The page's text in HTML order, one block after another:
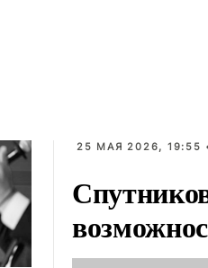
25 МАЯ 2026, 19:55